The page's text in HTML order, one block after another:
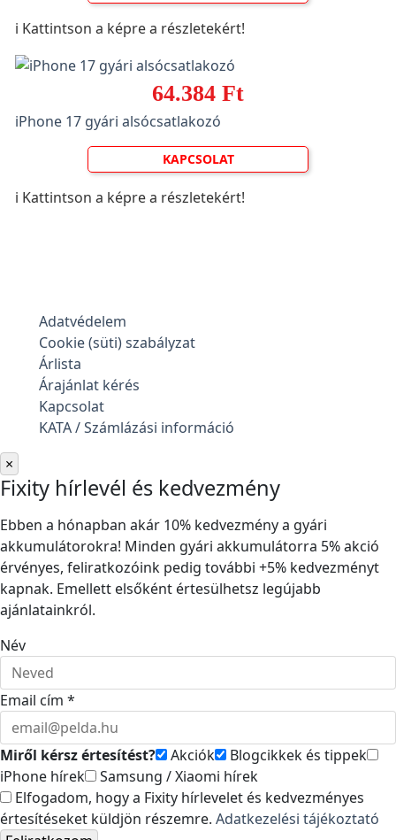
ℹ️ Kattintson a képre a részletekért!
64.384 Ft
iPhone 17 gyári alsócsatlakozó
KAPCSOLAT
ℹ️ Kattintson a képre a részletekért!
Adatvédelem
Cookie (süti) szabályzat
Árlista
Árajánlat kérés
Kapcsolat
KATA / Számlázási információ
×
Fixity hírlevél és kedvezmény
Ebben a hónapban akár 10% kedvezmény a gyári
akkumulátorokra! Minden gyári akkumulátorra 5% akció
érvényes, feliratkozóink pedig további +5% kedvezményt
kapnak. Emellett elsőként értesülhetsz legújabb
ajánlatainkról.
Név
Email cím *
Miről kérsz értesítést? Akciók
Blogcikkek és tippek
iPhone hírek
Samsung / Xiaomi hírek
Elfogadom, hogy a Fixity hírlevelet és kedvezményes
értesítéseket küldjön részemre. Adatkezelési tájékoztató